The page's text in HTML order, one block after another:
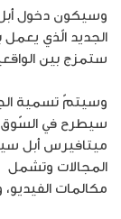
وسيكون دخول
الجديد الّذي يعمل
ستمزج بين
وسيتمّ تسمية
سيطرح في السّوق
ميتافيرس أبل
المجالات وتشمل
مكالمات